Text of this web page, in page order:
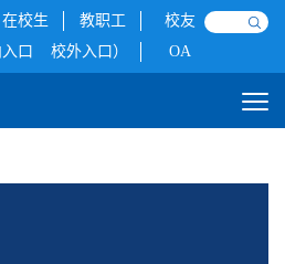
在校生 教职工
校友
口
校外入口） OA